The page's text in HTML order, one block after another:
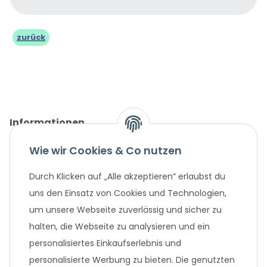
zurück
Informationen
Gesetzliche Informationen
Unternehmen
Beliebte Angebote
Wie wir Cookies & Co nutzen
Durch Klicken auf „Alle akzeptieren“ erlaubst du
uns den Einsatz von Cookies und Technologien,
um unsere Webseite zuverlässig und sicher zu
halten, die Webseite zu analysieren und ein
personalisiertes Einkaufserlebnis und
personalisierte Werbung zu bieten. Die genutzten